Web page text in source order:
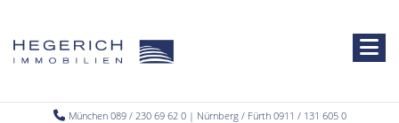
München 089 / 230 69 62 0 | Nürnberg / Fürth 0911 / 131 605 0